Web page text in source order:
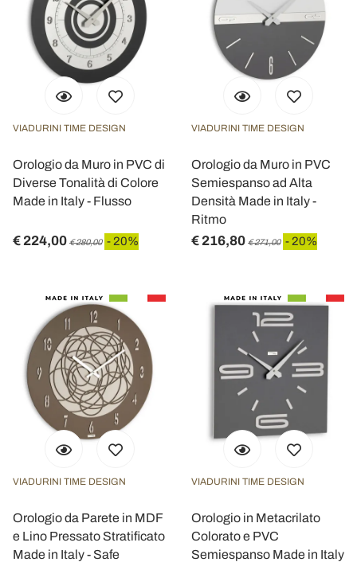
VIADURINI TIME DESIGN
Orologio da Muro in PVC di
Diverse Tonalità di Colore
Made in Italy - Flusso
€ 224,00 € 280,00 - 20%
VIADURINI TIME DESIGN
Orologio da Muro in PVC
Semiespanso ad Alta
Densità Made in Italy -
Ritmo
€ 216,80 € 271,00 - 20%
VIADURINI TIME DESIGN
Orologio da Parete in MDF
e Lino Pressato Stratificato
Made in Italy - Safe
VIADURINI TIME DESIGN
Orologio in Metacrilato
Colorato e PVC
Semiespanso Made in Italy